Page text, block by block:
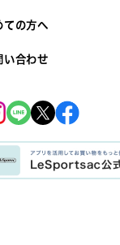
ての方へ
い合わせ